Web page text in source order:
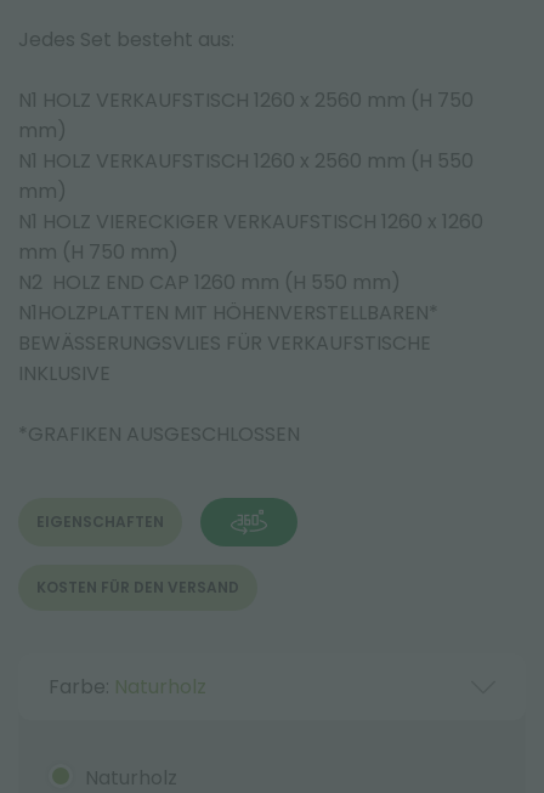
Jedes Set besteht aus:
N1 HOLZ VERKAUFSTISCH 1260 x 2560 mm (H 750
mm)
N1 HOLZ VERKAUFSTISCH 1260 x 2560 mm (H 550
mm)
N1 HOLZ VIERECKIGER VERKAUFSTISCH 1260 x 1260
mm (H 750 mm)
N2 HOLZ END CAP 1260 mm (H 550 mm)
N1HOLZPLATTEN MIT HÖHENVERSTELLBAREN*
BEWÄSSERUNGSVLIES FÜR VERKAUFSTISCHE
INKLUSIVE
*GRAFIKEN AUSGESCHLOSSEN
EIGENSCHAFTEN
KOSTEN FÜR DEN VERSAND
Farbe: Naturholz
Naturholz